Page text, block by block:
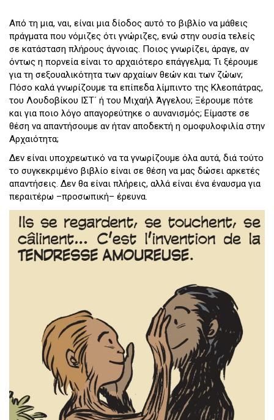
Από τη μια, ναι, είναι μια δίοδος αυτό το βιβλίο να μάθεις
πράγματα που νόμιζες ότι γνώριζες, ενώ στην ουσία τελείς
σε κατάσταση πλήρους άγνοιας. Ποιος γνωρίζει, άραγε, αν
όντως η πορνεία είναι το αρχαιότερο επάγγελμα; Τι ξέρουμε
για τη σεξουαλικότητα των αρχαίων θεών και των ζώων;
Πόσο καλά γνωρίζουμε τα επίπεδα λίμπιντο της Κλεοπάτρας,
του Λουδοβίκου ΙΣΤ΄ ή του Μιχαήλ Άγγελου; Ξέρουμε πότε
και για ποιο λόγο απαγορεύτηκε ο αυνανισμός; Είμαστε σε
θέση να απαντήσουμε αν ήταν αποδεκτή η ομοφυλοφιλία στην
Αρχαιότητα;
Δεν είναι υποχρεωτικό να τα γνωρίζουμε όλα αυτά, διά τούτο
το συγκεκριμένο βιβλίο είναι σε θέση να μας δώσει αρκετές
απαντήσεις. Δεν θα είναι πλήρεις, αλλά είναι ένα έναυσμα για
περαιτέρω –προσωπική– έρευνα.